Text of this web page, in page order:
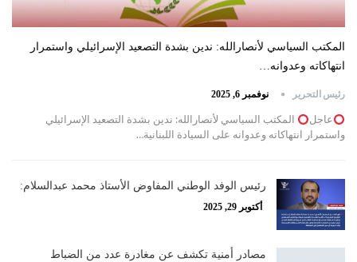
المكتب السياسي لأنصارالله: ندين بشدة التصعيد الإسرائيلي واستمرار
انتهاكاته وعدوانه…
رئيس التحرير نوفمبر 6, 2025
عاجل
المكتب السياسي لأنصارالله: ندين بشدة التصعيد الإسرائيلي
واستمرار انتهاكاته وعدوانه على السيادة اللبنانية…
رئيس الوفد الوطني المفاوض الأستاذ محمد عبدالسلام:
أكتوبر 29, 2025
مصادر أمنية تكشف عن مغادرة عدد من الضباط